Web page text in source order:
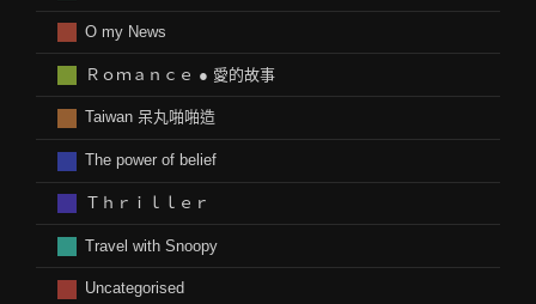
O my News
Ｒｏｍａｎｃｅ ● 愛的故事
Taiwan 呆丸啪啪造
The power of belief
Ｔｈｒｉｌｌｅｒ
Travel with Snoopy
Uncategorised